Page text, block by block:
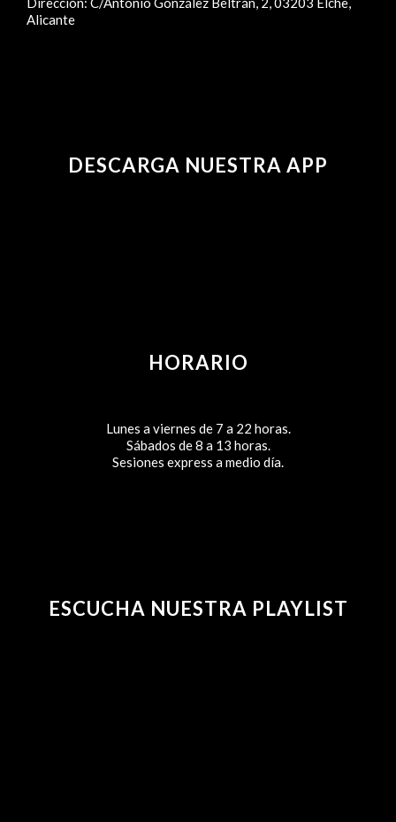
Alicante
DESCARGA NUESTRA APP
HORARIO
Lunes a viernes de 7 a 22 horas.
Sábados de 8 a 13 horas.
Sesiones express a medio día.
ESCUCHA NUESTRA PLAYLIST